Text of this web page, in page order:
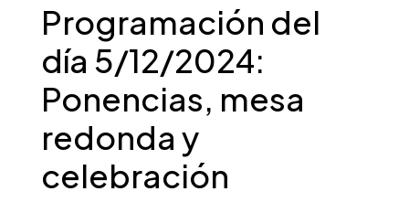
Programación del
día 5/12/2024:
Ponencias, mesa
redonda y
celebración